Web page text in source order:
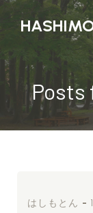
Posts
はしもとん -